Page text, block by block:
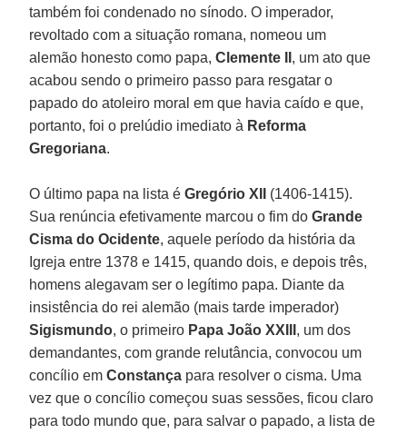
também foi condenado no sínodo. O imperador,
revoltado com a situação romana, nomeou um
alemão honesto como papa,Clemente II , um ato que
acabou sendo o primeiro passo para resgatar o
papado do atoleiro moral em que havia caído e que,
portanto, foi o prelúdio imediato à Reforma
Gregoriana.
O último papa na lista éGregório XII (1406-1415).
Sua renúncia efetivamente marcou o fim doGrande
Cisma do Ocidente, aquele período da história da
Igreja entre 1378 e 1415, quando dois, e depois três,
homens alegavam ser o legítimo papa. Diante da
insistência do rei alemão (mais tarde imperador)
Sigismundo, o primeiro Papa João XXIII , um dos
demandantes, com grande relutância, convocou um
concílio emConstança para resolver o cisma. Uma
vez que o concílio começou suas sessões, ficou claro
para todo mundo que, para salvar o papado, a lista de